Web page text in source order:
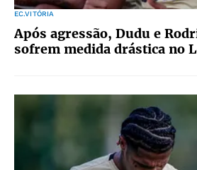
EC.VITÓRIA
Após agressão, Dudu e
sofrem medida drástica no